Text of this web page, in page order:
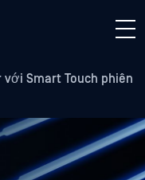
với Smart Touch phiên